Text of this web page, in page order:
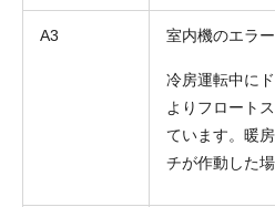
A3 室内機のエラ
冷房運転中に
よりフロート
ています。暖
チが作動した